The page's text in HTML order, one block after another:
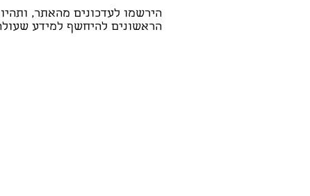
הירשמו לעדכונים מהאתר, ותהיו
הראשונים להיחשף למידע